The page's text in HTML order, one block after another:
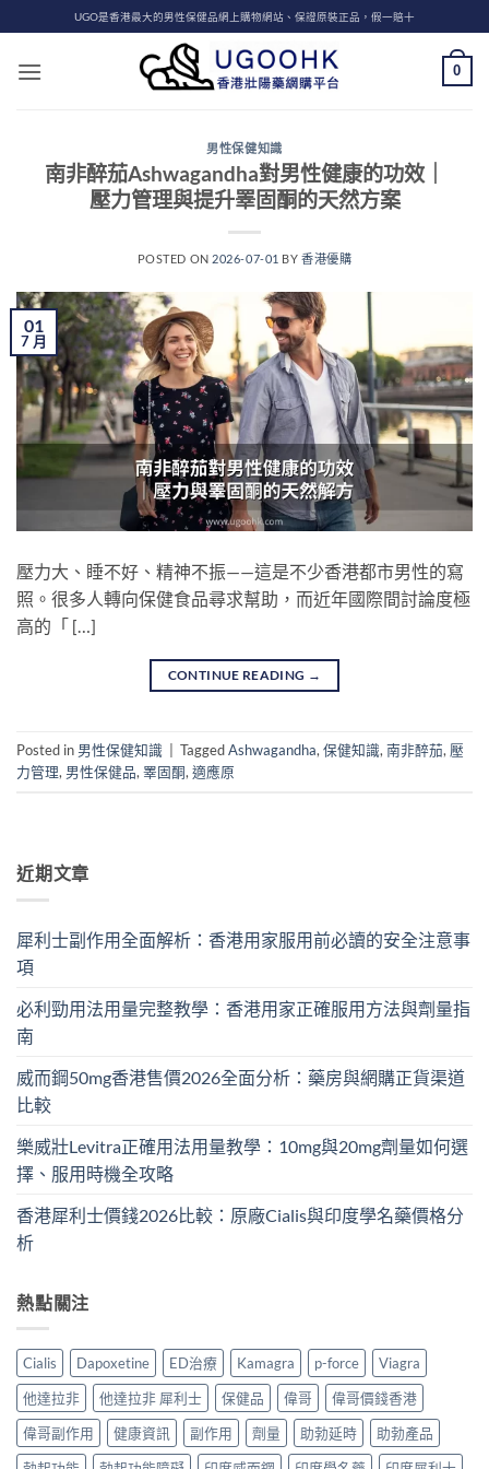
to
content
UGO是香港最大的男性保健品網上購物網站、保證原裝正品，假一賠十
0
男性保健知識
南非醉茄Ashwagandha對男性健康的功效｜
壓力管理與提升睪固酮的天然方案
POSTED ON 2026-07-01 BY香港優購
01
7 月
壓力大、睡不好、精神不振——這是不少香港都市男性的寫
照。很多人轉向保健食品尋求幫助，而近年國際間討論度極
高的「 […]
CONTINUE READING →
Posted in 男性保健知識 TaggedAshwagandha,保健知識,南非醉茄, 壓
力管理, 男性保健品,睪固酮,適應原
近期文章
犀利士副作用全面解析：香港用家服用前必讀的安全注意事
項
必利勁用法用量完整教學：香港用家正確服用方法與劑量指
南
威而鋼50mg香港售價2026全面分析：藥房與網購正貨渠道
比較
樂威壯Levitra正確用法用量教學：10mg與20mg劑量如何選
擇、服用時機全攻略
香港犀利士價錢2026比較：原廠Cialis與印度學名藥價格分
析
熱點關注
Cialis Dapoxetine ED治療 Kamagra p-force
Viagra
他達拉非
他達拉非 犀利士 保健品 偉哥
偉哥價錢香港
偉哥副作用
健康資訊 副作用 劑量 助勃延時
助勃產品